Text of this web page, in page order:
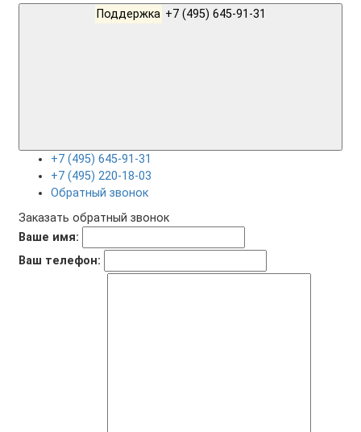
Поддержка
+7 (495) 645-91-31
+7 (495) 220-18-03
Обратный звонок
Заказать обратный звонок
Ваше имя:
Ваш телефон: